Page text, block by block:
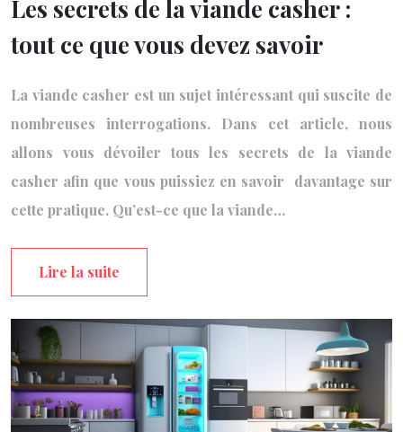
Les secrets de la viande casher :
tout ce que vous devez savoir
La viande casher est un sujet intéressant qui suscite de
nombreuses interrogations. Dans cet article, nous
allons vous dévoiler tous les secrets de la viande
casher afin que vous puissiez en savoir davantage sur
cette pratique. Qu’est-ce que la viande…
Lire la suite